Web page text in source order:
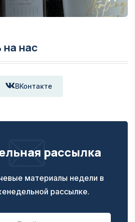
нас
ВКонтакте
рассылка
материалы недели в
рассылке.